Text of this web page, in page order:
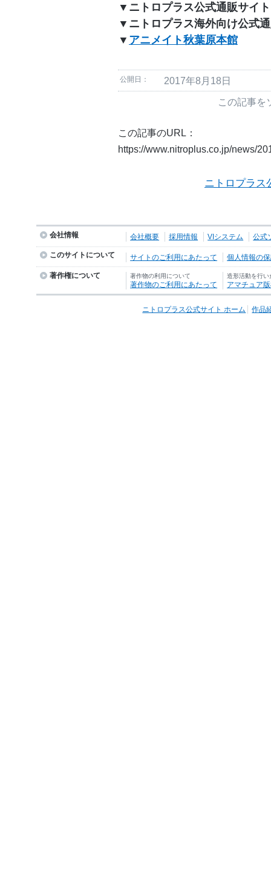
▼ニトロプラス公式通販サイ
▼ニトロプラス海外向け公式
▼ アニメイト秋葉原本館
公開日： 2017年8月18日
この記事を
この記事のURL：
https://www.nitroplus.co.jp/news/
ニトロプラス
会社情報 会社概要 採用情報 VIシステム 公式
このサイトについて サイトのご利用にあたって 個人情報の
著作権について 著作物の利用について
著作物のご利用にあたって
造形活動を行い
アマチュア
ニトロプラス公式サイト ホーム 作品